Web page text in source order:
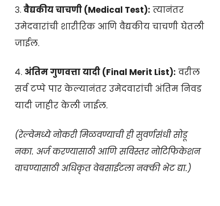
३. वैद्यकीय चाचणी (Medical Test): त्यानंतर
उमेदवारांची शारीरिक आणि वैद्यकीय चाचणी घेतली
जाईल.
४. अंतिम गुणवत्ता यादी (Final Merit List): वरील
सर्व टप्पे पार केल्यानंतर उमेदवारांची अंतिम निवड
यादी जाहीर केली जाईल.
(रेल्वेमध्ये नोकरी मिळवण्याची ही सुवर्णसंधी सोडू
नका. अर्ज करण्यासाठी आणि सविस्तर नोटिफिकेशन
वाचण्यासाठी अधिकृत वेबसाईटला नक्की भेट द्या.)